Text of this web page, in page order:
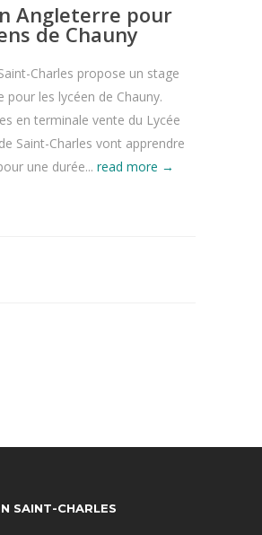
Angleterre pour
de Chauny
Charles propose un stage
pour les lycéen de Chauny.
en terminale vente du Lycée
Saint-Charles vont apprendre
une durée... read more →
SAINT-CHARLES